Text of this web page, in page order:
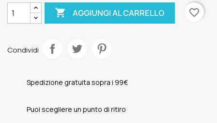
 AGGIUNGI AL CARRELLO favorite_border
Condividi
Spedizione gratuita sopra i 99€
Puoi scegliere un punto di ritiro